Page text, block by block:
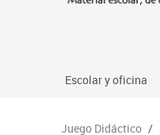
Escolar y oficina
Archivo,
Juego Didáctico /